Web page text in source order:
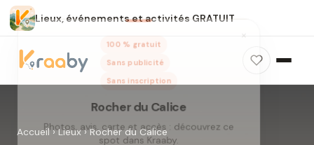
Lieux, événements et activités GRATUIT
100 % gratuit
Sans inscription
Rocher du Calice
Photos, avis, carte et accès : découvrez ce
spot dans Kraaby.
Accueil›Lieux›Rocher du Calice